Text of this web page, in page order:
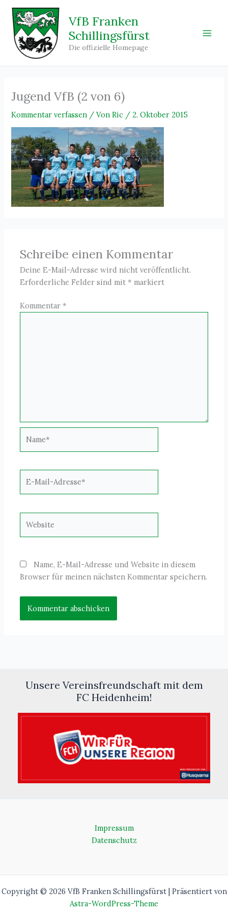
Zum
Inhalt
springen
VfB Franken
Schillingsfürst
Die offizielle Homepage
Jugend VfB (2 von 6)
Kommentar verfassen / VonRic / 2. Oktober 2015
Schreibe einen Kommentar
Deine E-Mail-Adresse wird nicht veröffentlicht.
Erforderliche Felder sind mit* markiert
Kommentar*
Mail-
Name, E-Mail-Adresse und Website in diesem
Browser für meinen nächsten Kommentar speichern.
Unsere Vereinsfreundschaft mit dem
FC Heidenheim!
Impressum
Datenschutz
Copyright © 2026 VfB Franken Schillingsfürst | Präsentiert von
Astra-WordPress-Theme